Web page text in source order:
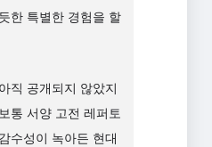
한 특별한 경험을 할
직 공개되지 않았지
통 서양 고전 레퍼토
수성이 녹아든 현대